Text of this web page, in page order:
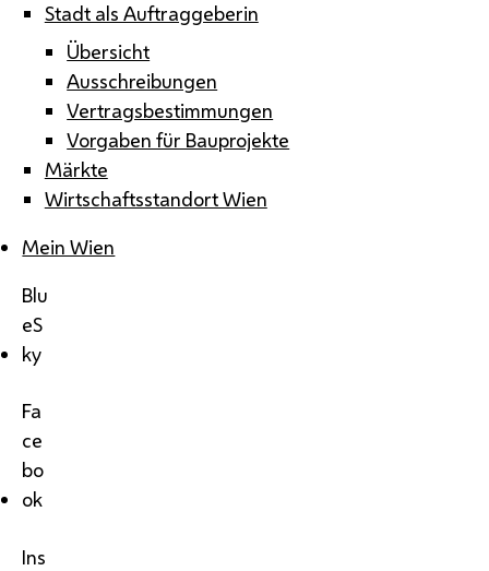
Stadt als Auftraggeberin
Übersicht
Ausschreibungen
Vertragsbestimmungen
Vorgaben für Bauprojekte
Märkte
Wirtschaftsstandort Wien
Mein Wien
Blu
eS
ky
Fa
ce
bo
ok
Ins